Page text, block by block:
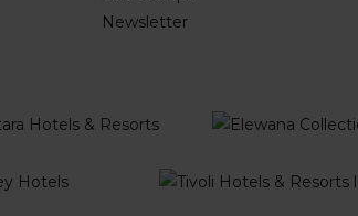
Newsletter